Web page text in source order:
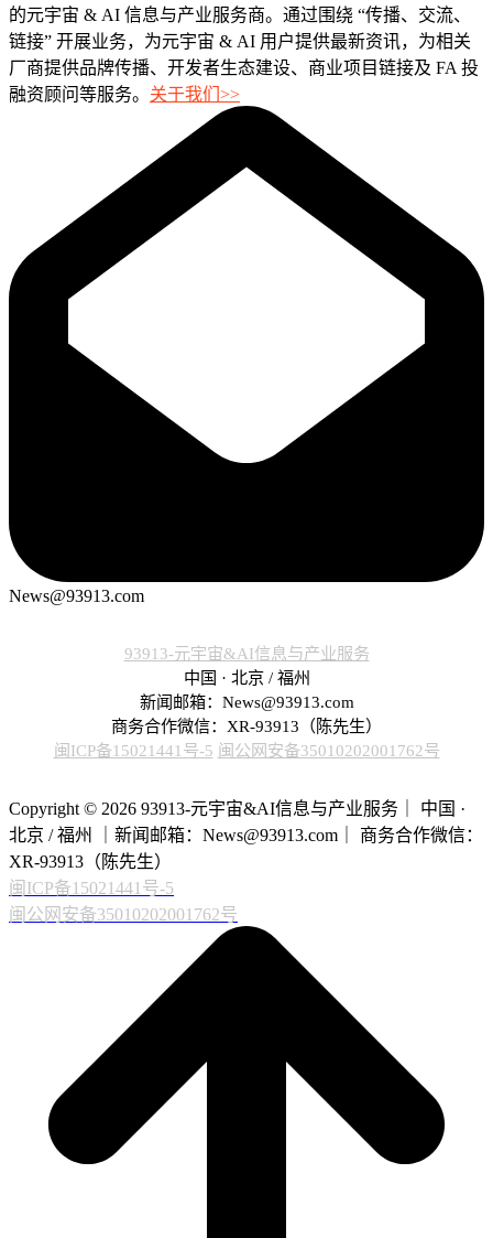
的元宇宙 & AI 信息与产业服务商。通过围绕 “传播、交流、
链接” 开展业务，为元宇宙 & AI 用户提供最新资讯，为相关
厂商提供品牌传播、开发者生态建设、商业项目链接及 FA 投
融资顾问等服务。 关于我们>>
News@93913.com
93913-元宇宙&AI信息与产业服务
中国 · 北京 / 福州
新闻邮箱：News@93913.com
商务合作微信：XR-93913（陈先生）
闽ICP备15021441号-5 闽公网安备35010202001762号
Copyright © 2026 93913-元宇宙&AI信息与产业服务｜ 中国 ·
北京 / 福州 ｜新闻邮箱：News@93913.com｜ 商务合作微信：
XR-93913（陈先生）
闽ICP备15021441号-5
闽公网安备35010202001762号